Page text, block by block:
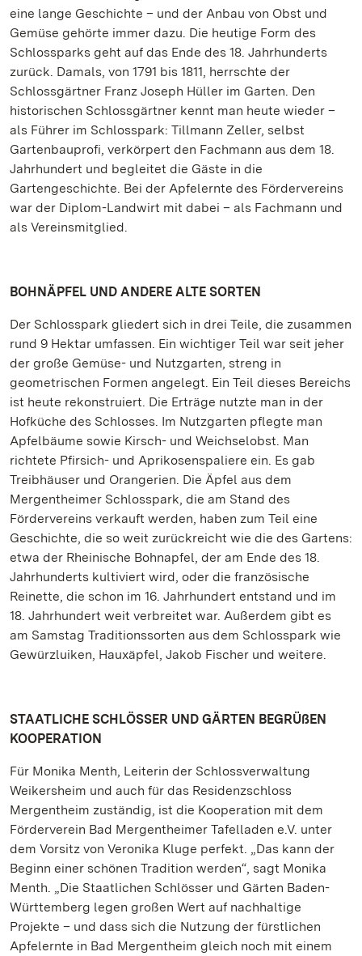
eine lange Geschichte – und der Anbau von Obst und
Gemüse gehörte immer dazu. Die heutige Form des
Schlossparks geht auf das Ende des 18. Jahrhunderts
zurück. Damals, von 1791 bis 1811, herrschte der
Schlossgärtner Franz Joseph Hüller im Garten. Den
historischen Schlossgärtner kennt man heute wieder –
als Führer im Schlosspark: Tillmann Zeller, selbst
Gartenbauprofi, verkörpert den Fachmann aus dem 18.
Jahrhundert und begleitet die Gäste in die
Gartengeschichte. Bei der Apfelernte des Fördervereins
war der Diplom-Landwirt mit dabei – als Fachmann und
als Vereinsmitglied.
BOHNÄPFEL UND ANDERE ALTE SORTEN
Der Schlosspark gliedert sich in drei Teile, die zusammen
rund 9 Hektar umfassen. Ein wichtiger Teil war seit jeher
der große Gemüse- und Nutzgarten, streng in
geometrischen Formen angelegt. Ein Teil dieses Bereichs
ist heute rekonstruiert. Die Erträge nutzte man in der
Hofküche des Schlosses. Im Nutzgarten pflegte man
Apfelbäume sowie Kirsch- und Weichselobst. Man
richtete Pfirsich- und Aprikosenspaliere ein. Es gab
Treibhäuser und Orangerien. Die Äpfel aus dem
Mergentheimer Schlosspark, die am Stand des
Fördervereins verkauft werden, haben zum Teil eine
Geschichte, die so weit zurückreicht wie die des Gartens:
etwa der Rheinische Bohnapfel, der am Ende des 18.
Jahrhunderts kultiviert wird, oder die französische
Reinette, die schon im 16. Jahrhundert entstand und im
18. Jahrhundert weit verbreitet war. Außerdem gibt es
am Samstag Traditionssorten aus dem Schlosspark wie
Gewürzluiken, Hauxäpfel, Jakob Fischer und weitere.
STAATLICHE SCHLÖSSER UND GÄRTEN BEGRÜßEN
KOOPERATION
Für Monika Menth, Leiterin der Schlossverwaltung
Weikersheim und auch für das Residenzschloss
Mergentheim zuständig, ist die Kooperation mit dem
Förderverein Bad Mergentheimer Tafelladen e.V. unter
dem Vorsitz von Veronika Kluge perfekt. „Das kann der
Beginn einer schönen Tradition werden“, sagt Monika
Menth. „Die Staatlichen Schlösser und Gärten Baden-
Württemberg legen großen Wert auf nachhaltige
Projekte – und dass sich die Nutzung der fürstlichen
Apfelernte in Bad Mergentheim gleich noch mit einem